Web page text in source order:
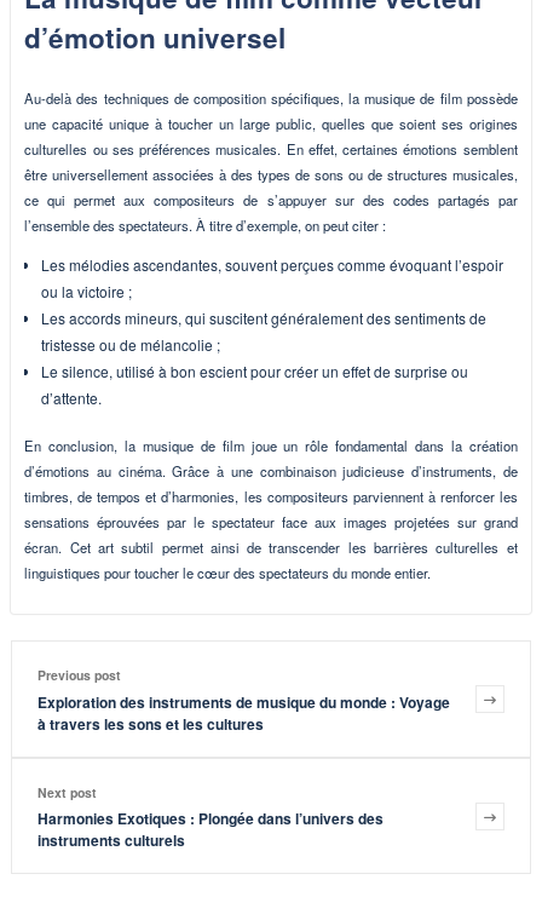
d’émotion universel
Au-delà des techniques de composition spécifiques, la musique de film possède
une capacité unique à toucher un large public, quelles que soient ses origines
culturelles ou ses préférences musicales. En effet, certaines émotions semblent
être universellement associées à des types de sons ou de structures musicales,
ce qui permet aux compositeurs de s’appuyer sur des codes partagés par
l’ensemble des spectateurs. À titre d’exemple, on peut citer :
Les mélodies ascendantes, souvent perçues comme évoquant l’espoir
ou la victoire ;
Les accords mineurs, qui suscitent généralement des sentiments de
tristesse ou de mélancolie ;
Le silence, utilisé à bon escient pour créer un effet de surprise ou
d’attente.
En conclusion, la musique de film joue un rôle fondamental dans la création
d’émotions au cinéma. Grâce à une combinaison judicieuse d’instruments, de
timbres, de tempos et d’harmonies, les compositeurs parviennent à renforcer les
sensations éprouvées par le spectateur face aux images projetées sur grand
écran. Cet art subtil permet ainsi de transcender les barrières culturelles et
linguistiques pour toucher le cœur des spectateurs du monde entier.
Previous post
Exploration des instruments de musique du monde : Voyage
à travers les sons et les cultures
Next post
Harmonies Exotiques : Plongée dans l’univers des
instruments culturels